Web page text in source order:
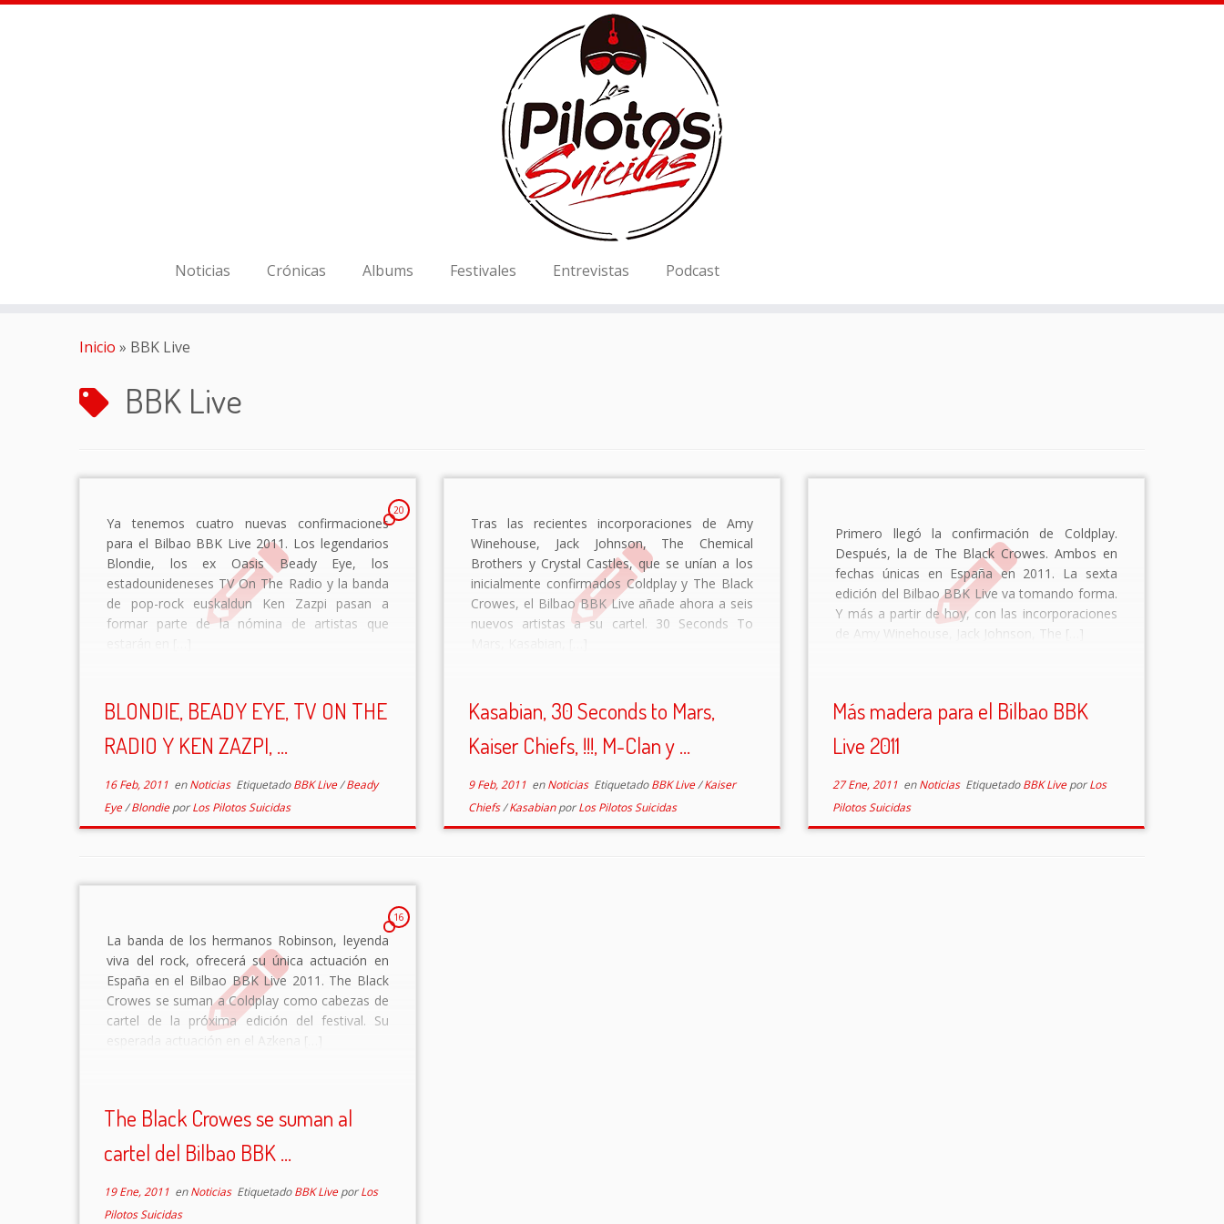
Noticias Crónicas Albums Festivales Entrevistas Podcast
Inicio » BBK Live
BBK Live
20
Ya tenemos cuatro nuevas confirmaciones
para el Bilbao BBK Live 2011. Los legendarios
Blondie, los ex Oasis Beady Eye, los
estadounideneses TV On The Radio y la banda
de pop-rock euskaldun Ken Zazpi pasan a
formar parte de la nómina de artistas que
BLONDIE, BEADY EYE, TV ON THE
RADIO Y KEN ZAZPI, ...
16 Feb, 2011enNoticias EtiquetadoBBK Live/Beady
Eye/BlondieporLos Pilotos Suicidas
Tras las recientes incorporaciones de Amy
Winehouse, Jack Johnson, The Chemical
Brothers y Crystal Castles, que se unían a los
inicialmente confirmados Coldplay y The Black
Crowes, el Bilbao BBK Live añade ahora a seis
nuevos artistas a su cartel. 30 Seconds To
Kasabian, 30 Seconds to Mars,
Kaiser Chiefs, !!!, M-Clan y ...
9 Feb, 2011enNoticias EtiquetadoBBK Live/Kaiser
Chiefs/KasabianporLos Pilotos Suicidas
Primero llegó la confirmación de Coldplay.
Después, la de The Black Crowes. Ambos en
fechas únicas en España en 2011. La sexta
edición del Bilbao BBK Live va tomando forma.
Y más a partir de hoy, con las incorporaciones
de Amy Winehouse, Jack Johnson, The […]
Más madera para el Bilbao BBK
Live 2011
27 Ene, 2011enNoticias EtiquetadoBBK LiveporLos
Pilotos Suicidas
16
La banda de los hermanos Robinson, leyenda
viva del rock, ofrecerá su única actuación en
España en el Bilbao BBK Live 2011. The Black
Crowes se suman a Coldplay como cabezas de
cartel de la próxima edición del festival. Su
esperada actuación en el Azkena […]
The Black Crowes se suman al
cartel del Bilbao BBK ...
19 Ene, 2011enNoticias EtiquetadoBBK LiveporLos
Pilotos Suicidas